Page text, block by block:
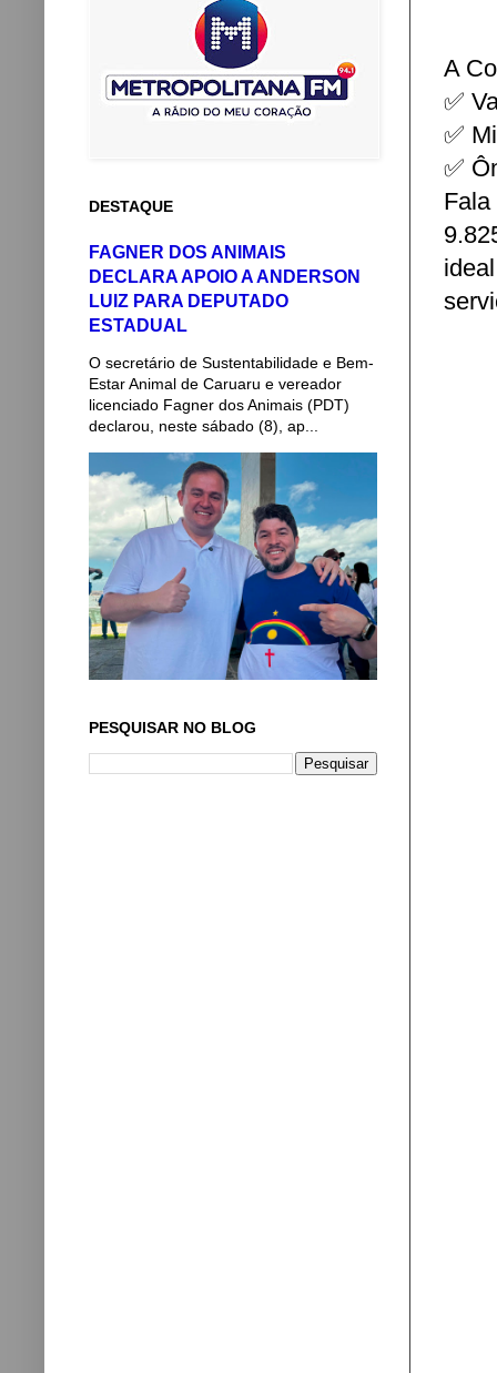
A
✅
✅
✅
DESTAQUE
FAGNER DOS ANIMAIS
DECLARA APOIO A ANDERSON
LUIZ PARA DEPUTADO
ESTADUAL
O secretário de Sustentabilidade e Bem-
Estar Animal de Caruaru e vereador
licenciado Fagner dos Animais (PDT)
declarou, neste sábado (8), ap...
PESQUISAR NO BLOG